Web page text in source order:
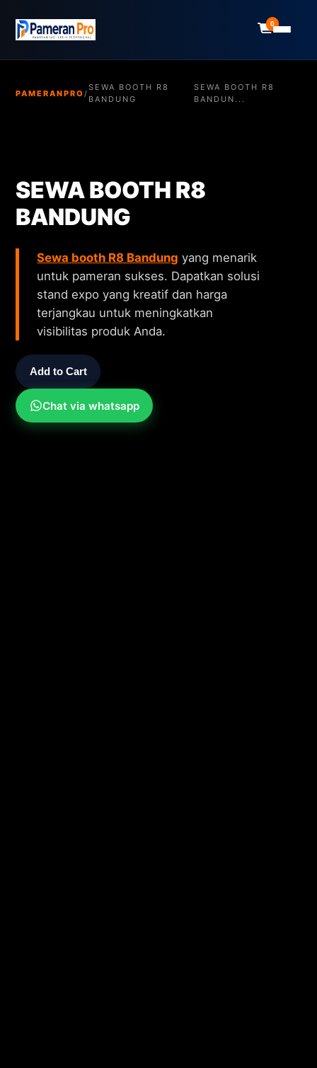
0
PAMERANPRO /
SEWA BOOTH R8
BANDUNG
SEWA BOOTH R8
BANDUN...
SEWA BOOTH R8
BANDUNG
Sewa booth R8 Bandung yang menarik
untuk pameran sukses. Dapatkan solusi
stand expo yang kreatif dan harga
terjangkau untuk meningkatkan
visibilitas produk Anda.
Add to Cart
Chat via whatsapp